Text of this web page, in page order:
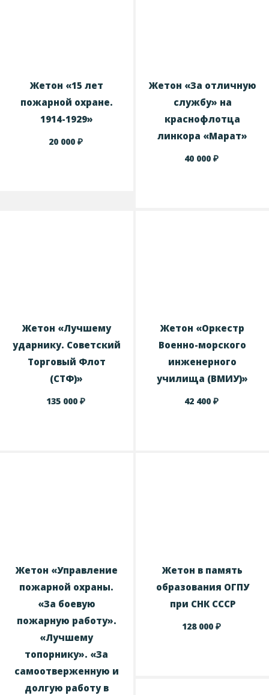
Жетон «15 лет
пожарной охране.
1914-1929»
20 000 ₽
Жетон «За отличную
службу» на
краснофлотца
линкора «Марат»
40 000₽
Жетон «Лучшему
ударнику. Советский
Торговый Флот
(СТФ)»
135 000 ₽
Жетон «Оркестр
Военно-морского
инженерного
училища (ВМИУ)»
42 400₽
Жетон «Управление
пожарной охраны.
«За боевую
пожарную работу».
«Лучшему
топорнику». «За
самоотверженную и
долгую работу в
Жетон в память
образования ОГПУ
при СНК СССР
128 000₽